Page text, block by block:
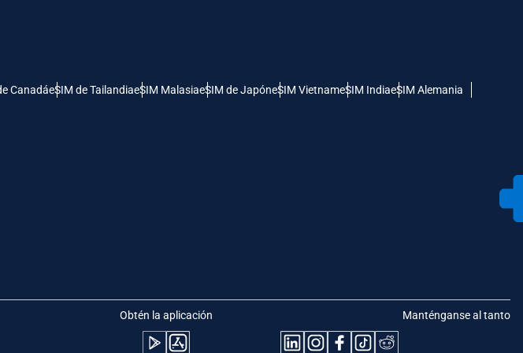
CanadáeSIM de TailandiaeSIM MalasiaeSIM de JapóneSIM VietnameSIM IndiaeSIM Alemania
Obtén la aplicación Manténganse al tanto